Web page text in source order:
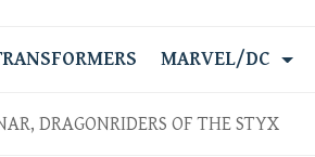
MARVEL/DC
DRAGONRIDERS OF THE STYX